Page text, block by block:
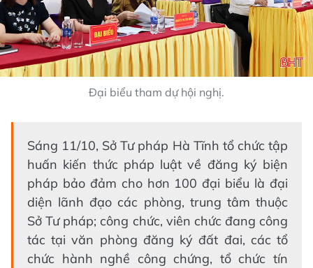
Đại biểu tham dự hội nghị.
Sáng 11/10, Sở Tư pháp Hà Tĩnh tổ chức tập
huấn kiến thức pháp luật về đăng ký biện
pháp bảo đảm cho hơn 100 đại biểu là đại
diện lãnh đạo các phòng, trung tâm thuộc
Sở Tư pháp; công chức, viên chức đang công
tác tại văn phòng đăng ký đất đai, các tổ
chức hành nghề công chứng, tổ chức tín